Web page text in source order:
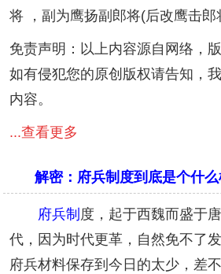
将 ，副为鹰扬副郎将(后改鹰击郎
免责声明：以上内容源自网络，
如有侵犯您的原创版权请告知，
内容。
...查看更多
解密：府兵制度到底是个什
府兵制 度，起于西魏而盛于
代，因为时代更革，自然免不了
府兵材料保存到今日的太少，差不